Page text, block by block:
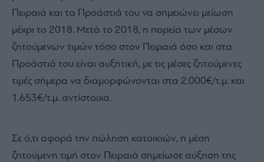
Πειραιά και τα Προάστιά του να σημειώνει μείωση
μέχρι το 2018. Μετά το 2018, η πορεία των μέσων
ζητούμενων τιμών τόσο στον Πειραιά όσο και στα
Προάστιά του είναι αυξητική, με τις μέσες ζητούμενες
τιμές σήμερα να διαμορφώνονται στα 2.000€/τ.μ. και
1.653€/τ.μ. αντίστοιχα.
Σε ό,τι αφορά την πώληση κατοικιών, η μέση
ζητούμενη τιμή στον Πειραιά σημείωσε αύξηση της